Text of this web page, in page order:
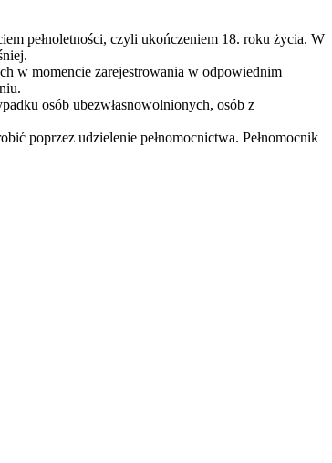
pełnoletności, czyli ukończeniem 18. roku życia. W
w momencie zarejestrowania w odpowiednim
osób ubezwłasnowolnionych, osób z
poprzez udzielenie pełnomocnictwa. Pełnomocnik